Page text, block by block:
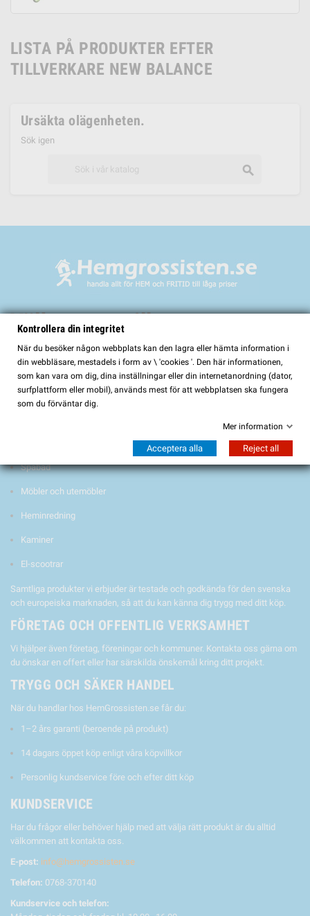
LISTA PÅ PRODUKTER EFTER
TILLVERKARE NEW BALANCE
Ursäkta olägenheten.
Sök igen
search
Välkommen till
HemGrossisten.se
HemGrossisten.se har sedan 2017 erbjudit kvalitetsprodukter för hem och
trädgård till kunder över hela Sverige. Hos oss hittar du ett noggrant utvalt
sortiment med fokus på kvalitet, funktion och lång hållbarhet.
Spabad
Möbler och utemöbler
Heminredning
Kaminer
El-scootrar
Samtliga produkter vi erbjuder är testade och godkända för den svenska
och europeiska marknaden, så att du kan känna dig trygg med ditt köp.
FÖRETAG OCH OFFENTLIG VERKSAMHET
Vi hjälper även företag, föreningar och kommuner. Kontakta oss gärna om
du önskar en offert eller har särskilda önskemål kring ditt projekt.
TRYGG OCH SÄKER HANDEL
När du handlar hos HemGrossisten.se får du:
1–2 års garanti (beroende på produkt)
14 dagars öppet köp enligt våra köpvillkor
Personlig kundservice före och efter ditt köp
KUNDSERVICE
Har du frågor eller behöver hjälp med att välja rätt produkt är du alltid
välkommen att kontakta oss.
E-post: info@hemgrossisten.se
Telefon: 0768-370140
Kundservice och telefon:
Kontrollera din integritet
När du besöker någon webbplats kan den lagra eller hämta information i
din webbläsare, mestadels i form av \ 'cookies '. Den här informationen,
som kan vara om dig, dina inställningar eller din internetanordning (dator,
surfplattform eller mobil), används mest för att webbplatsen ska fungera
som du förväntar dig.
Mer information
Acceptera alla Reject all